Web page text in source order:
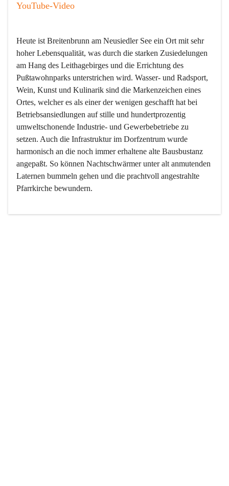
YouTube-Video
Heute ist Breitenbrunn am Neusiedler See ein Ort mit sehr
hoher Lebensqualität, was durch die starken Zusiedelungen
am Hang des Leithagebirges und die Errichtung des
Pußtawohnparks unterstrichen wird. Wasser- und Radsport,
Wein, Kunst und Kulinarik sind die Markenzeichen eines
Ortes, welcher es als einer der wenigen geschafft hat bei
Betriebsansiedlungen auf stille und hundertprozentig
umweltschonende Industrie- und Gewerbebetriebe zu
setzen. Auch die Infrastruktur im Dorfzentrum wurde
harmonisch an die noch immer erhaltene alte Bausbustanz
angepaßt. So können Nachtschwärmer unter alt anmutenden
Laternen bummeln gehen und die prachtvoll angestrahlte
Pfarrkirche bewundern.
Der Weinbau dominert heute nicht mehr, ist aber integrativer